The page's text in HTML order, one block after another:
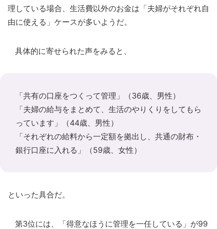
理している場合、生活費以外のお金は「夫婦がそれぞれ自
由に使える」ケースが多いようだ。
具体的に寄せられた声をみると、
「共有の口座をつくって管理」（36歳、男性）
「夫婦の給与をまとめて、生活のやりくりをしてもら
っています」（44歳、男性）
「それぞれの給料から一定額を拠出し、共通の財布・
銀行口座に入れる」（59歳、女性）
といった具合だ。
第3位には、「得意なほうに管理を一任している」が99